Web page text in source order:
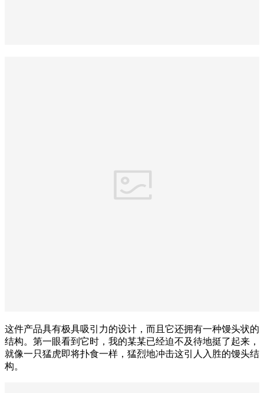
这件产品具有极具吸引力的设计，而且它还拥有一种馒头状的
结构。第一眼看到它时，我的某某已经迫不及待地挺了起来，
就像一只猛虎即将扑食一样，猛烈地冲击这引人入胜的馒头结
构。